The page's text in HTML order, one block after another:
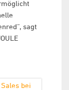
sagt